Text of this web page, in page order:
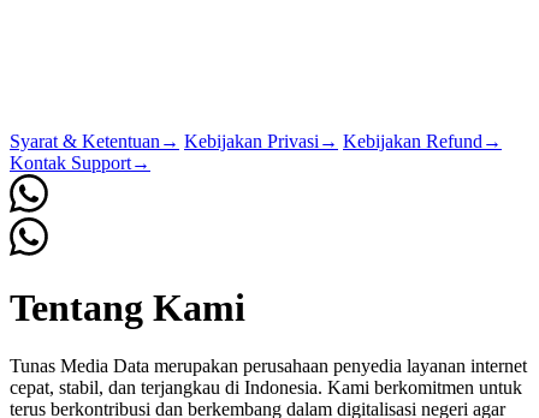
Syarat & Ketentuan → Kebijakan Privasi → Kebijakan Refund →
Kontak Support→
Tentang Kami
Tunas Media Data merupakan perusahaan penyedia layanan internet
cepat, stabil, dan terjangkau di Indonesia. Kami berkomitmen untuk
terus berkontribusi dan berkembang dalam digitalisasi negeri agar